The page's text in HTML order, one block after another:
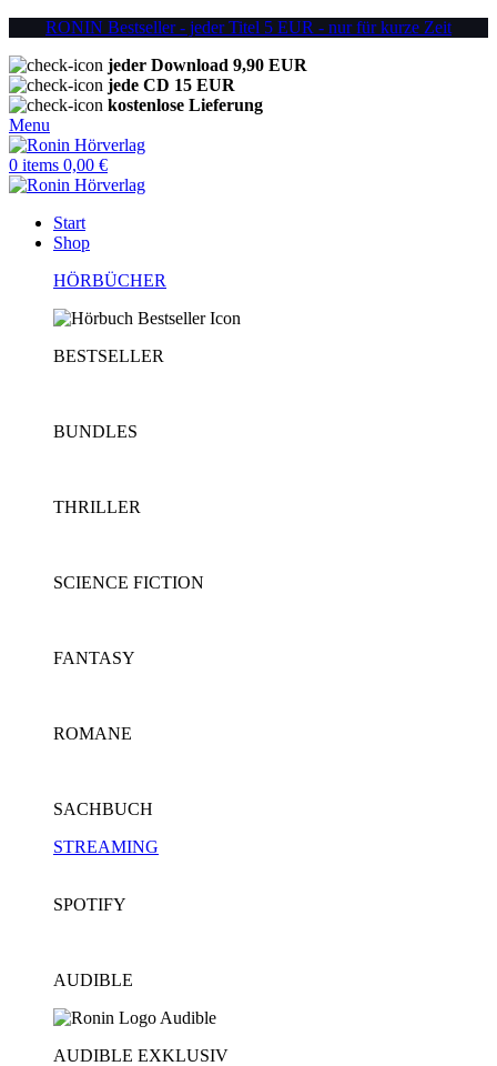
RONIN Bestseller - jeder Titel 5 EUR - nur für kurze Zeit
jeder Download 9,90 EUR
jede CD 15 EUR
kostenlose Lieferung
Menu
0 items 0,00 €
Start
Shop
HÖRBÜCHER
BESTSELLER
BUNDLES
THRILLER
SCIENCE FICTION
FANTASY
ROMANE
SACHBUCH
STREAMING
SPOTIFY
AUDIBLE
AUDIBLE EXKLUSIV